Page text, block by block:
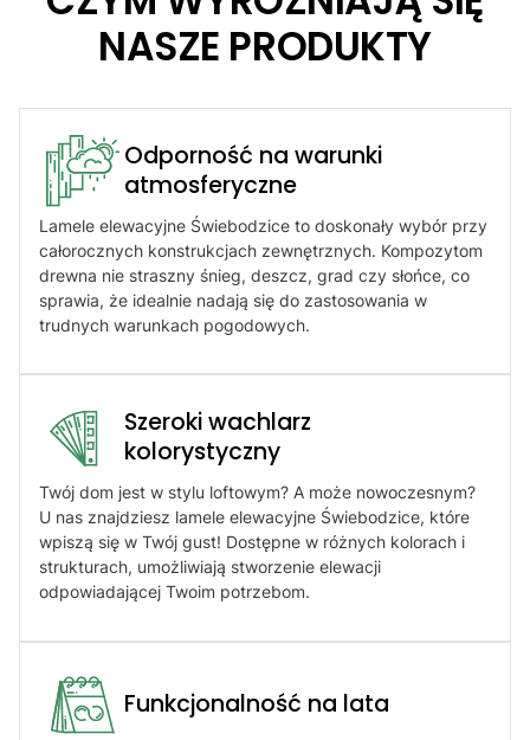
NASZE PRODUKTY
Odporność na warunki
atmosferyczne​
Lamele elewacyjne Świebodzice to doskonały wybór przy
całorocznych konstrukcjach zewnętrznych. Kompozytom
drewna nie straszny śnieg, deszcz, grad czy słońce, co
sprawia, że idealnie nadają się do zastosowania w
trudnych warunkach pogodowych.
Szeroki wachlarz
kolorystyczny
Twój dom jest w stylu loftowym? A może nowoczesnym?
U nas znajdziesz lamele elewacyjne Świebodzice, które
wpiszą się w Twój gust! Dostępne w różnych kolorach i
strukturach, umożliwiają stworzenie elewacji
odpowiadającej Twoim potrzebom.
Funkcjonalność na lata